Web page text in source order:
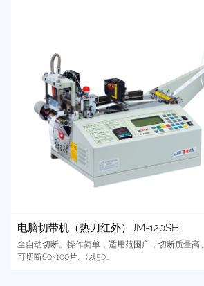
电脑切带机（热刀红外）JM-120SH
全自动切断。操作简单，适用范围广，切断质量高
可切断80~100片。(以50...